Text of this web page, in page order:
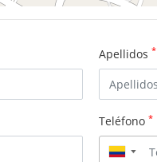
Apellidos *
Teléfono *
▼